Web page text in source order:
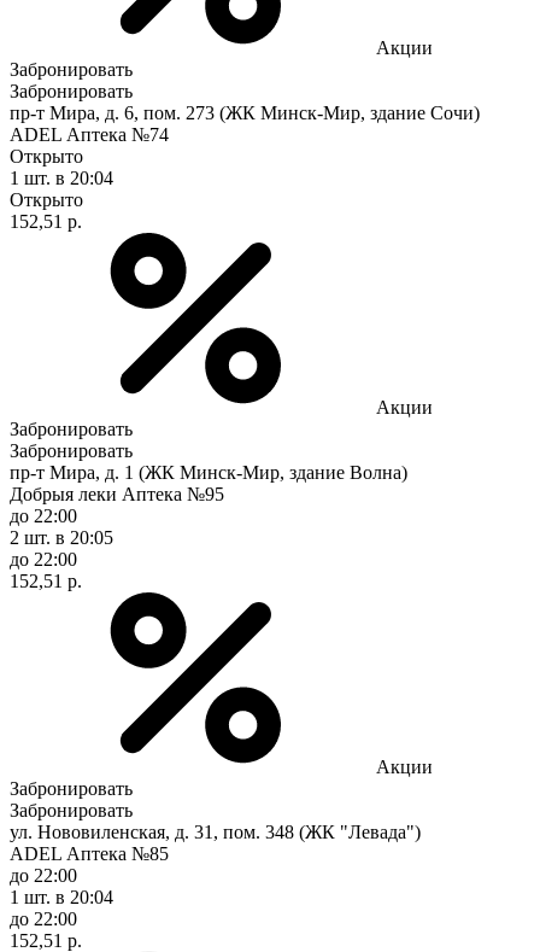
Акции
Забронировать
Забронировать
пр-т Мира, д. 6, пом. 273 (ЖК Минск-Мир, здание Сочи)
ADEL Аптека №74
Открыто
1 шт. в 20:04
Открыто
152,51 р.
Акции
Забронировать
Забронировать
пр-т Мира, д. 1 (ЖК Минск-Мир, здание Волна)
Добрыя леки Аптека №95
до 22:00
2 шт. в 20:05
до 22:00
152,51 р.
Акции
Забронировать
Забронировать
ул. Нововиленская, д. 31, пом. 348 (ЖК "Левада")
ADEL Аптека №85
до 22:00
1 шт. в 20:04
до 22:00
152,51 р.